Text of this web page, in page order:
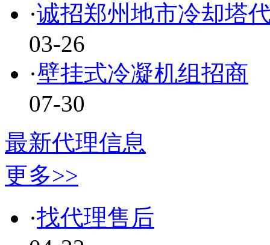
·诚招郑州地市冷却塔
03-26
·壁挂式冷凝机组招商
07-30
最新代理信息
更多>>
·找代理售后